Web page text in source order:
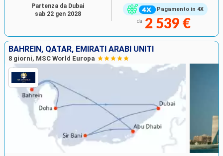
Pagamento in 4X
da 2 539 €
Partenza da Dubai
sab 22 gen 2028
BAHREIN, QATAR, EMIRATI ARABI UNITI
8 giorni, MSC World Europa